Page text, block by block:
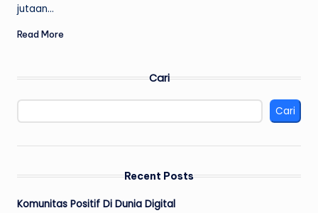
jutaan…
Read More
Cari
Cari
Recent Posts
Komunitas Positif Di Dunia Digital